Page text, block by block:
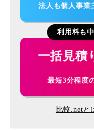
法人も個人事業
利用料も
一括見積
最短3分程度
比較.netと